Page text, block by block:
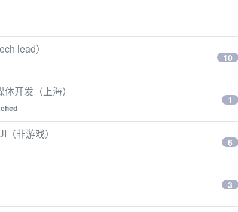
lead）
10
开发（上海）
1
非游戏）
6
3